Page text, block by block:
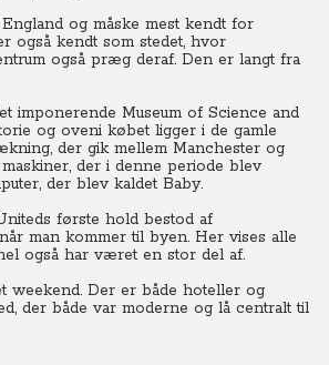
og måske mest kendt for
også kendt som stedet, hvor
også præg deraf. Den er langt fra
imponerende Museum of Science and
og oveni købet ligger i de gamle
der gik mellem Manchester og
der i denne periode blev
der blev kaldet Baby.
første hold bestod af
man kommer til byen. Her vises alle
også har været en stor del af.
weekend. Der er både hoteller og
der både var moderne og lå centralt til